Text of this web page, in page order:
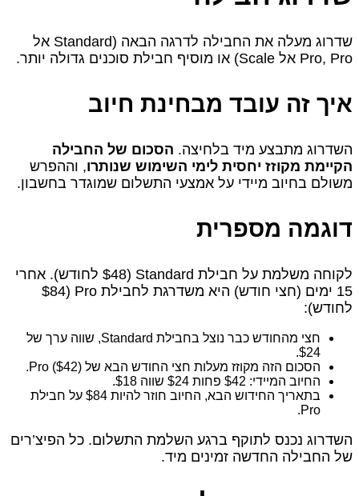
שדרוג מעלה את החבילה לדרגה הבאה (Standard אל
Pro, Pro אל Scale) או מוסיף חבילת סוכנים גדולה יותר.
איך זה עובד מבחינת חיוב
השדרוג מתבצע מיד בלחיצה. הסכום של החבילה
הקיימת מקוזז יחסית לימי השימוש שנותרו, וההפרש
משולם בחיוב מיידי על אמצעי התשלום שמוגדר בחשבון.
דוגמה מספרית
לקוחה משלמת על חבילת Standard ($48 לחודש). אחרי
15 ימים (חצי חודש) היא משדרגת לחבילת Pro ($84
לחודש):
חצי מהחודש כבר נוצל בחבילת Standard, שווה ערך של
$24.
הסכום הזה מקוזז מעלות חצי החודש הבא של Pro ($42).
החיוב המיידי: $42 פחות $24 שווה $18.
בתאריך החידוש הבא, החיוב חוזר להיות $84 על חבילת
Pro.
השדרוג נכנס לתוקף ברגע השלמת התשלום. כל הפיצ’רים
של החבילה החדשה זמינים מיד.